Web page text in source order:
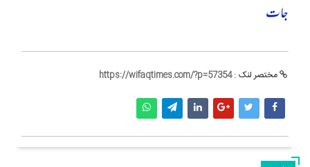
جات
مختصر لنک :https://wifaqtimes.com/?p=57354